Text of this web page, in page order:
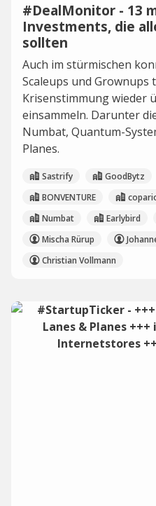
#DealMonitor - 13
Investments, die
sollten
Auch im stürmischen
Scaleups und
Krisenstimmung wieder
einsammeln. Darunter
Numbat, Quantum-
Planes.
Sastrify GoodBytz
BONVENTURE
Numbat
Earlybird
Mischa Rürup
Christian Vollmann